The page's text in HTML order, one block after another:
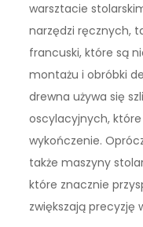
warsztacie
narzędzi ręcznych,
francuski, które są
montażu i obróbki
drewna używa się
oscylacyjnych, które
wykończenie.
także maszyny
które znacznie
zwiększają precyzję